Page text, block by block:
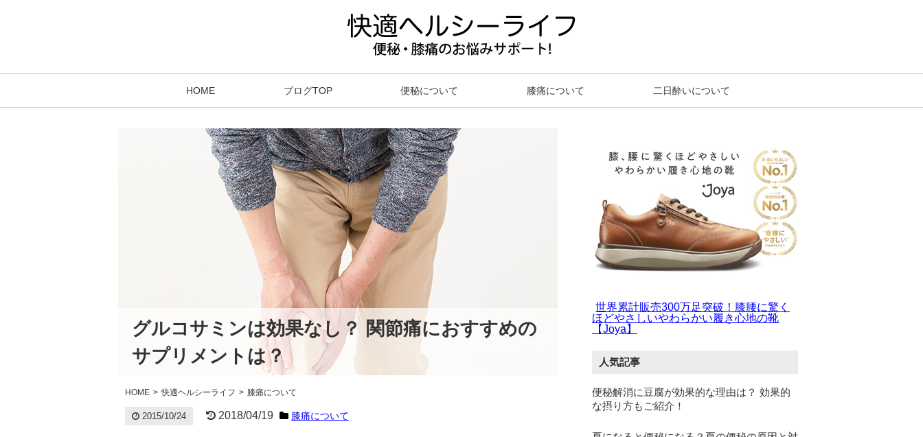
HOME ブログTOP 便秘について 膝痛について 二日酔いについて
グルコサミンは効果なし？ 関節痛におすすめの
サプリメントは？
HOME 快適ヘルシーライフ 膝痛について
2015/10/24 2018/04/19 膝痛について
世界累計販売300万足突破！膝腰に驚く
ほどやさしいやわらかい履き心地の靴
【Joya】
人気記事
便秘解消に豆腐が効果的な理由は？ 効果的
な摂り方もご紹介！